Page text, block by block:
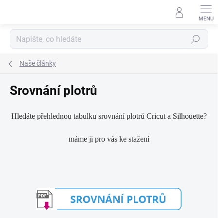
Hledat
Naše články
Srovnání plotrů
Hledáte přehlednou tabulku srovnání plotrů Cricut a Silhouette?
máme ji pro vás ke stažení